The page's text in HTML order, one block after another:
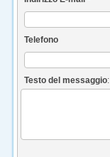
Telefono
Testo del messaggio: